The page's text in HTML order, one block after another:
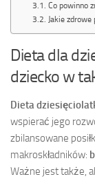
Co powinno
Jakie
Dieta dla
dziecko w
Dieta
wspierać jego
zbilansowane
makroskładników:
Ważne jest także,